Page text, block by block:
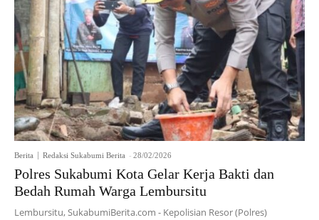
Berita Redaksi Sukabumi Berita - 28/02/2026
Polres Sukabumi Kota Gelar Kerja Bakti dan
Bedah Rumah Warga Lembursitu
Lembursitu, SukabumiBerita.com - Kepolisian Resor (Polres)